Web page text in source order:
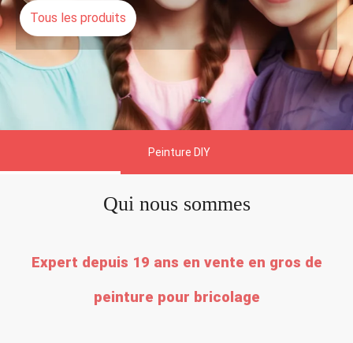
Tous les produits
Peinture DIY
Qui nous sommes
Expert depuis 19 ans en vente en gros de
peinture pour bricolage